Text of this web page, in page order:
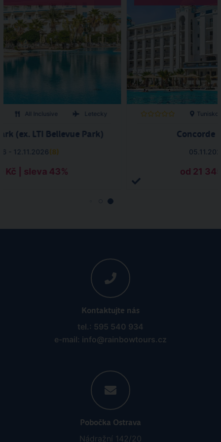
All Inclusive Letecky
(ex. LTI Bellevue Park)
- 12.11.2026(8)
Kč | sleva 43%
Tunisko
Concorde
od 21
Kontaktujte nás
tel.: 595 540 934
e-mail: info@rainbowtours.cz
Pobočka Ostrava
Nádražní 142/20